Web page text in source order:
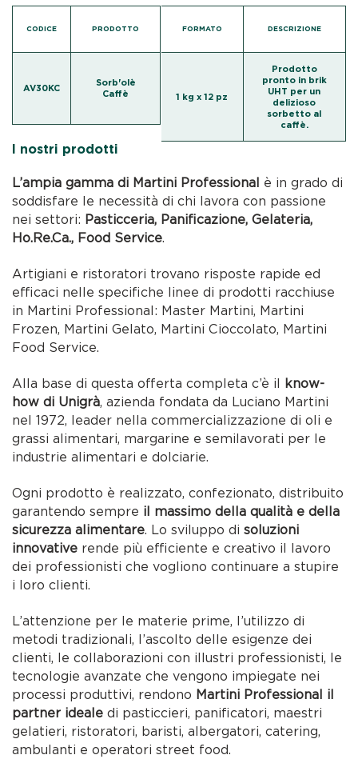
CODICE PRODOTTO
AV30KC
Sorb'olè
Caffè
FORMATO DESCRIZIONE
1 kg x 12 pz
Prodotto
pronto in brik
UHT per un
delizioso
sorbetto al
caffè.
I nostri prodotti
L’ampia gamma di Martini Professional è in grado di
soddisfare le necessità di chi lavora con passione
nei settori: Pasticceria, Panificazione, Gelateria,
Ho.Re.Ca., Food Service.
Artigiani e ristoratori trovano risposte rapide ed
efficaci nelle specifiche linee di prodotti racchiuse
in Martini Professional: Master Martini, Martini
Frozen, Martini Gelato, Martini Cioccolato, Martini
Food Service.
Alla base di questa offerta completa c’è il know-
how di Unigrà, azienda fondata da Luciano Martini
nel 1972, leader nella commercializzazione di oli e
grassi alimentari, margarine e semilavorati per le
industrie alimentari e dolciarie.
Ogni prodotto è realizzato, confezionato, distribuito
garantendo sempre il massimo della qualità e della
sicurezza alimentare. Lo sviluppo disoluzioni
innovative rende più efficiente e creativo il lavoro
dei professionisti che vogliono continuare a stupire
i loro clienti.
L’attenzione per le materie prime, l’utilizzo di
metodi tradizionali, l’ascolto delle esigenze dei
clienti, le collaborazioni con illustri professionisti, le
tecnologie avanzate che vengono impiegate nei
processi produttivi, rendono Martini Professional il
partner ideale di pasticcieri, panificatori, maestri
gelatieri, ristoratori, baristi, albergatori, catering,
ambulanti e operatori street food.